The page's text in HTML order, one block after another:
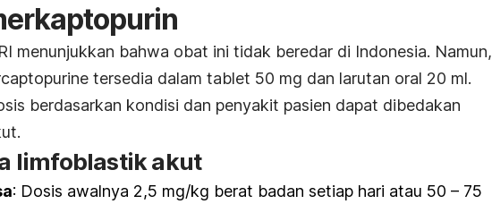
menunjukkan bahwa obat ini tidak beredar di Indonesia. Namun,
tersedia dalam tablet 50 mg dan larutan oral 20 ml.
berdasarkan kondisi dan penyakit pasien dapat dibedakan
limfoblastik akut
: Dosis awalnya 2,5 mg/kg berat badan setiap hari atau 50 – 75